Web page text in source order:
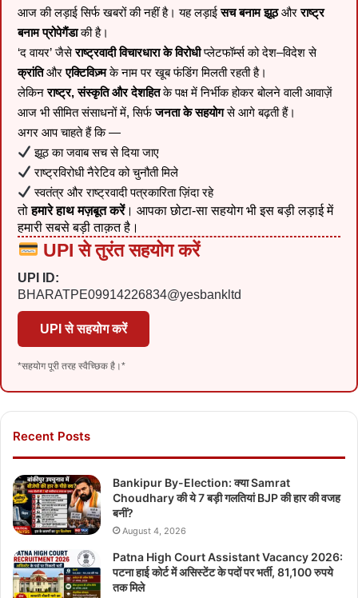
आज की लड़ाई सिर्फ खबरों की नहीं है। यह लड़ाईसच बनाम झूठऔरराष्ट्र
बनाम प्रोपेगैंडाकी है।
‘द वायर’ जैसेराष्ट्रवादी विचारधारा के विरोधीप्लेटफॉर्म्स को देश–विदेश से
क्रांतिऔरएक्टिविज़्मके नाम पर खूब फंडिंग मिलती रहती है।
लेकिनराष्ट्र, संस्कृति और देशहितके पक्ष में निर्भीक होकर बोलने वाली आवाज़ें
आज भी सीमित संसाधनों में, सिर्फजनता के सहयोगसे आगे बढ़ती हैं।
अगर आप चाहते हैं कि —
झूठ का जवाब सच से दिया जाए
राष्ट्रविरोधी नैरेटिव को चुनौती मिले
स्वतंत्र और राष्ट्रवादी पत्रकारिता ज़िंदा रहे
तोहमारे हाथ मज़बूत करें। आपका छोटा-सा सहयोग भी इस बड़ी लड़ाई में
हमारी सबसे बड़ी ताक़त है।
UPI से तुरंत सहयोग करें
UPI ID:
BHARATPE09914226834@yesbankltd
UPI से सहयोग करें
*सहयोग पूरी तरह स्वैच्छिक है।*
Recent Posts
Bankipur By-Election: क्या Samrat
Choudhary की ये 7 बड़ी गलतियां BJP की हार की वजह
बनीं?
August 4, 2026
Patna High Court Assistant Vacancy 2026:
पटना हाई कोर्ट में असिस्टेंट के पदों पर भर्ती, 81,100 रुपये
तक मिले